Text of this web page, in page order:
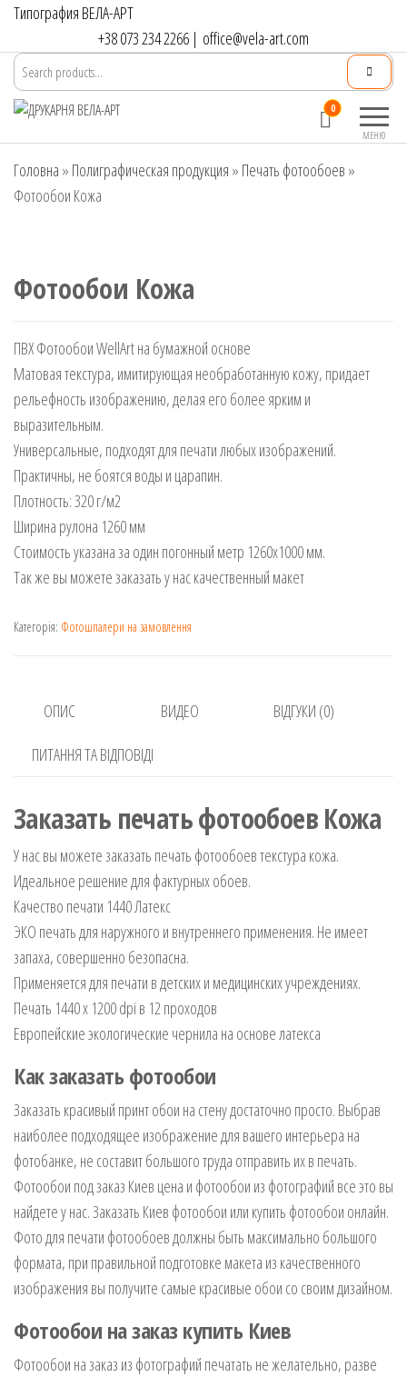
Перейти
контенту
Типография ВЕЛА-АРТ
+38 073 234 2266 | office@vela-art.com
ВЕЛА-АРТ
широкоформатний
друк. Замовлення
МЕНЮ
0
Головна » Полиграфическая продукция » Печать фотообоев »
Фотообои Кожа
Фотообои Кожа
ПВХ Фотообои WellArt на бумажной основе
Матовая текстура, имитирующая необработанную кожу, придает
рельефность изображению, делая его более ярким и
выразительным.
Универсальные, подходят для печати любых изображений.
Практичны, не боятся воды и царапин.
Плотность: 320 г/м2
Ширина рулона 1260 мм
Стоимость указана за один погонный метр 1260х1000 мм.
Так же вы можете заказать у нас качественный макет
Категорія: Фотошпалери на замовлення
ОПИС ВИДЕО
ВІДГУКИ (0)
ПИТАННЯ ТА ВІДПОВІДІ
Заказать печать фотообоев Кожа
У нас вы можете заказать печать фотообоев текстура кожа.
Идеальное решение для фактурных обоев.
Качество печати 1440 Латекс
ЭКО печать для наружного и внутреннего применения. Не имеет
запаха, совершенно безопасна.
Применяется для печати в детских и медицинских учреждениях.
Печать 1440 х 1200 dpi в 12 проходов
Европейские экологические чернила на основе латекса
Как заказать фотообои
Заказать красивый принт обои на стену достаточно просто. Выбрав
наиболее подходящее изображение для вашего интерьера на
фотобанке, не составит большого труда отправить их в печать.
Фотообои под заказ Киев цена и фотообои из фотографий все это вы
найдете у нас. Заказать Киев фотообои или купить фотообои онлайн.
Фото для печати фотообоев должны быть максимально большого
формата, при правильной подготовке макета из качественного
изображения вы получите самые красивые обои со своим дизайном.
Фотообои на заказ купить Киев
Фотообои на заказ из фотографий печатать не желательно, разве